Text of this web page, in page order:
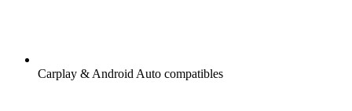
Carplay & Android Auto compatibles